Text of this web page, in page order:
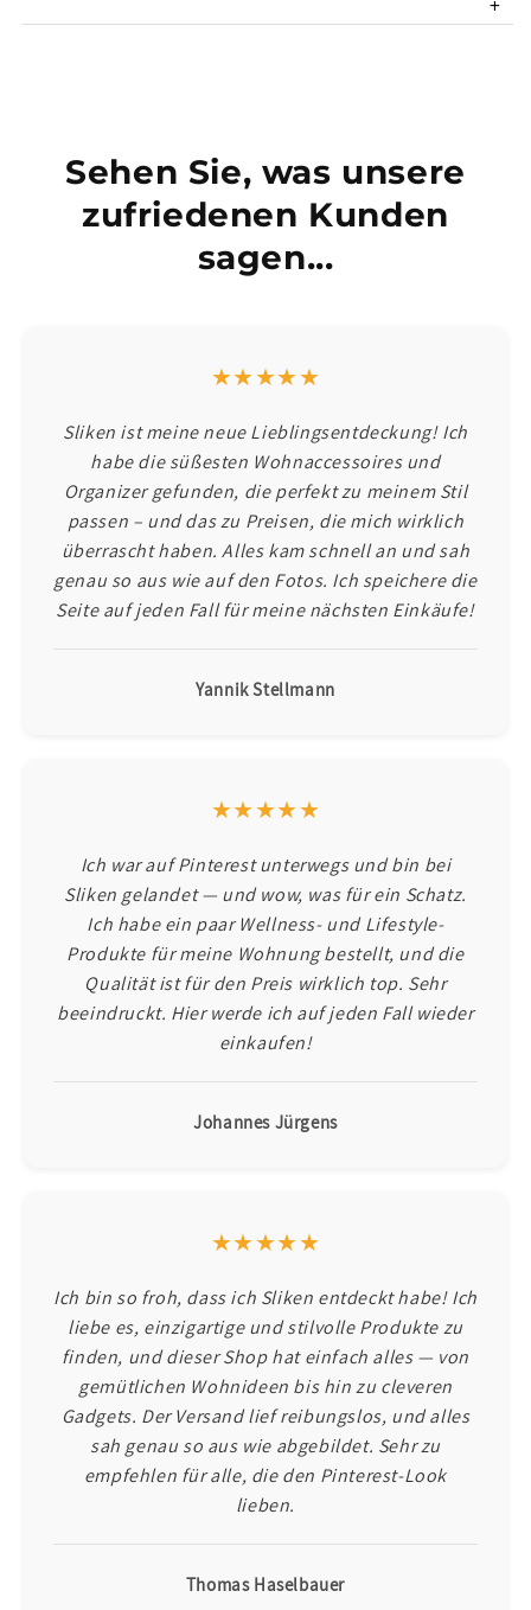
Sehen Sie, was unsere
zufriedenen Kunden
sagen...
★★★★★
Sliken ist meine neue Lieblingsentdeckung! Ich
habe die süßesten Wohnaccessoires und
Organizer gefunden, die perfekt zu meinem Stil
passen – und das zu Preisen, die mich wirklich
überrascht haben. Alles kam schnell an und sah
genau so aus wie auf den Fotos. Ich speichere die
Seite auf jeden Fall für meine nächsten Einkäufe!
Yannik Stellmann
★★★★★
Ich war auf Pinterest unterwegs und bin bei
Sliken gelandet — und wow, was für ein Schatz.
Ich habe ein paar Wellness- und Lifestyle-
Produkte für meine Wohnung bestellt, und die
Qualität ist für den Preis wirklich top. Sehr
beeindruckt. Hier werde ich auf jeden Fall wieder
einkaufen!
Johannes Jürgens
★★★★★
Ich bin so froh, dass ich Sliken entdeckt habe! Ich
liebe es, einzigartige und stilvolle Produkte zu
finden, und dieser Shop hat einfach alles — von
gemütlichen Wohnideen bis hin zu cleveren
Gadgets. Der Versand lief reibungslos, und alles
sah genau so aus wie abgebildet. Sehr zu
empfehlen für alle, die den Pinterest-Look
lieben.
Thomas Haselbauer